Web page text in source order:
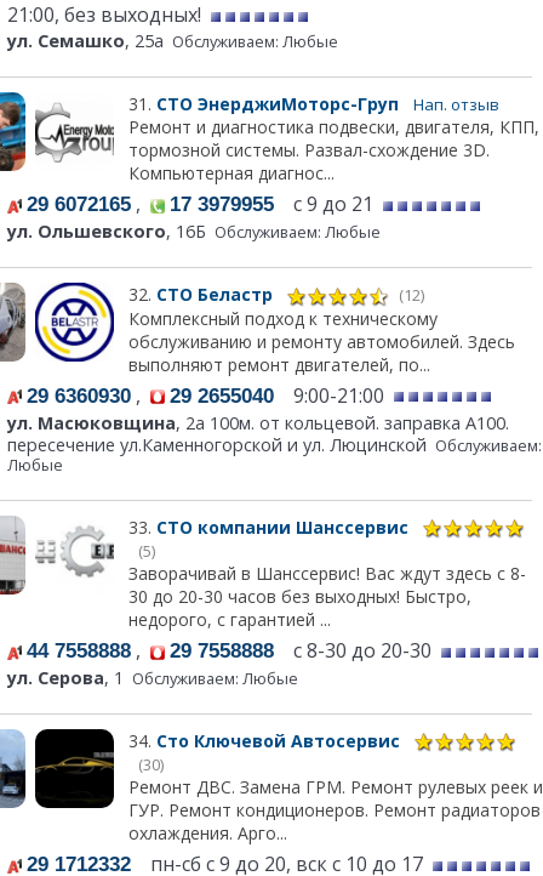
21:00, без выходных!
ул. Семашко, 25а Обслуживаем: Любые
31. СТО ЭнерджиМоторс-Груп Нап. отзыв
Ремонт и диагностика подвески, двигателя, КПП,
тормозной системы. Развал-схождение 3D.
Компьютерная диагнос...
29 6072165 , 17 3979955 с 9 до 21
ул. Ольшевского, 16Б Обслуживаем: Любые
32. СТО Беластр (12)
Комплексный подход к техническому
обслуживанию и ремонту автомобилей. Здесь
выполняют ремонт двигателей, по...
29 6360930 , 29 2655040 9:00-21:00
ул. Масюковщина, 2а 100м. от кольцевой. заправка А100.
пересечение ул.Каменногорской и ул. Люцинской Обслуживаем:
Любые
33. СТО компании Шанссервис
(5)
Заворачивай в Шанссервис! Вас ждут здесь с 8-
30 до 20-30 часов без выходных! Быстро,
недорого, с гарантией ...
44 7558888 , 29 7558888 с 8-30 до 20-30
ул. Серова, 1 Обслуживаем: Любые
34. Сто Ключевой Автосервис
(30)
Ремонт ДВС. Замена ГРМ. Ремонт рулевых реек и
ГУР. Ремонт кондиционеров. Ремонт радиаторов
охлаждения. Арго...
29 1712332 пн-сб с 9 до 20, вск с 10 до 17